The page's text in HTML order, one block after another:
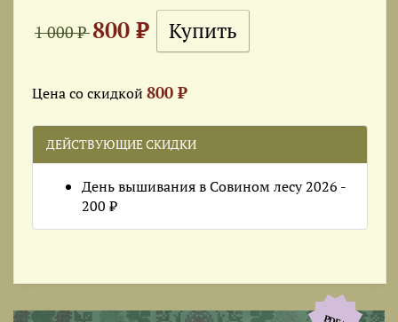
1 000 ₽800 ₽
Цена со скидкой 800 ₽
ДЕЙСТВУЮЩИЕ СКИДКИ
День вышивания в Совином лесу 2026 -
200 ₽